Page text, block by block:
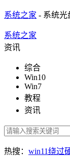
系统之家 - 系统光
系统之家
资讯
综合
Win10
Win7
教程
资讯
热搜： win11绕过